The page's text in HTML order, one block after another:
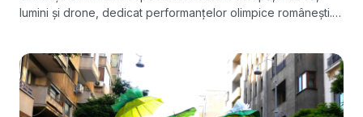
lumini și drone, dedicat performanțelor olimpice românești.